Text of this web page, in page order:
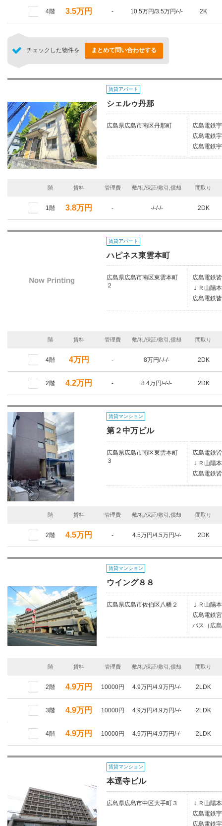
4階 3.5万円 - 10.5万円/3.5万円/-/- 2K
チェックした物件を まとめて問い合わせする
賃貸アパート
シェルゥ丹那
広島県広島市南区丹那町
広島電鉄
広島電鉄
広島電鉄
階 賃料 管理費 敷/礼/保証/敷引,償却 間取り
1階 3.8万円 - -/-/-/- 2DK
賃貸アパート
ハピネス東雲本町
広島県広島市南区東雲本町
２
広島電鉄
ＪＲ山陽
広島電鉄
階 賃料 管理費 敷/礼/保証/敷引,償却 間取り
4階 4万円 - 8万円/-/-/- 2DK
2階 4.2万円 - 8.4万円/-/-/- 2DK
賃貸マンション
第２中万ビル
広島県広島市南区東雲本町
３
広島電鉄
ＪＲ山陽
広島電鉄
階 賃料 管理費 敷/礼/保証/敷引,償却 間取り
2階 4.5万円 - 4.5万円/4.5万円/-/- 2DK
賃貸マンション
ウイング８８
広島県広島市佐伯区八幡２
ＪＲ山陽
広島電鉄
バス（広
階 賃料 管理費 敷/礼/保証/敷引,償却 間取り
2階 4.9万円 10000円 4.9万円/4.9万円/-/- 2LDK
3階 4.9万円 10000円 4.9万円/4.9万円/-/- 2LDK
4階 4.9万円 10000円 4.9万円/4.9万円/-/- 2LDK
賃貸マンション
本逕寺ビル
広島県広島市中区大手町３
ＪＲ山陽
広島電鉄
広島電鉄